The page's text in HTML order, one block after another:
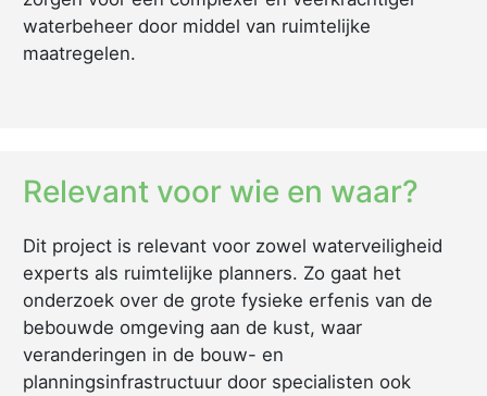
waterbeheer door middel van ruimtelijke
maatregelen.
Relevant voor wie en waar?
Dit project is relevant voor zowel waterveiligheid
experts als ruimtelijke planners. Zo gaat het
onderzoek over de grote fysieke erfenis van de
bebouwde omgeving aan de kust, waar
veranderingen in de bouw- en
planningsinfrastructuur door specialisten ook